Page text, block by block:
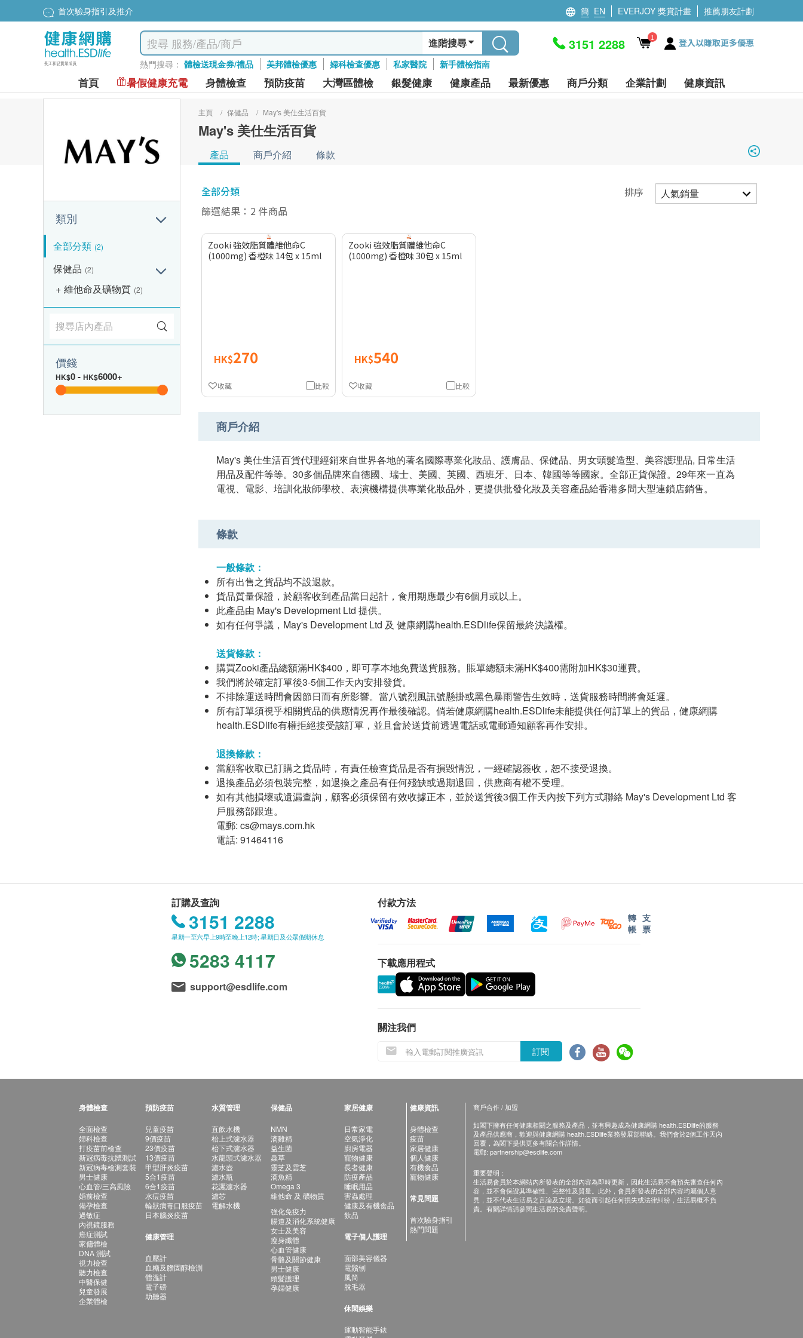
首次驗身指引及推介 簡 EN EVERJOY 獎賞計畫 推薦朋友計劃
進階搜尋
熱門搜尋： 體檢送現金券/禮品 美邦體檢優惠 婦科檢查優惠 私家醫院 新手體檢指南
3151 2288 1 登入以賺取更多優惠
首頁 暑假健康充電 身體檢查 預防疫苗 大灣區體檢 銀髮健康 健康產品 最新優惠 商戶分類 企業計劃 健康資訊
類別
全部分類 (2)
保健品 (2)
維他命及礦物質 (2)
價錢
HK$0- HK$6000+
主頁 / 保健品 / May's 美仕生活百貨
May's 美仕生活百貨
產品 商戶介紹 條款
全部分類
排序
篩選結果：2 件商品
Zooki 強效脂質體維他命C
(1000mg) 香橙味 14包 x 15ml
HK$270
比較
收藏
Zooki 強效脂質體維他命C
(1000mg) 香橙味 30包 x 15ml
HK$540
比較
收藏
商戶介紹
May's 美仕生活百貨代理經銷來自世界各地的著名國際專業化妝品、護膚品、保健品、男女頭髮造型、美容護理品, 日常生活
用品及配件等等。30多個品牌來自德國、瑞士、美國、英國、西班牙、日本、韓國等等國家。全部正貨保證。29年來一直為
電視、電影、培訓化妝師學校、表演機構提供專業化妝品外，更提供批發化妝及美容產品給香港多間大型連鎖店銷售。
條款
一般條款：
所有出售之貨品均不設退款。
貨品質量保證，於顧客收到產品當日起計，食用期應最少有6個月或以上。
此產品由 May's Development Ltd 提供。
如有任何爭議，May's Development Ltd 及 健康網購health.ESDlife保留最終決議權。
送貨條款：
購買Zooki產品總額滿HK$400，即可享本地免費送貨服務。賬單總額未滿HK$400需附加HK$30運費。
我們將於確定訂單後3-5個工作天內安排發貨。
不排除運送時間會因節日而有所影響。當八號烈風訊號懸掛或黑色暴雨警告生效時，送貨服務時間將會延遲。
所有訂單須視乎相關貨品的供應情況再作最後確認。倘若健康網購health.ESDlife未能提供任何訂單上的貨品，健康網購
health.ESDlife有權拒絕接受該訂單，並且會於送貨前透過電話或電郵通知顧客再作安排。
退換條款：
當顧客收取已訂購之貨品時，有責任檢查貨品是否有損毀情況，一經確認簽收，恕不接受退換。
退換產品必須包裝完整，如退換之產品有任何殘缺或過期退回，供應商有權不受理。
如有其他損壞或遺漏查詢，顧客必須保留有效收據正本，並於送貨後3個工作天內按下列方式聯絡 May's Development Ltd 客
戶服務部跟進。
電郵: cs@mays.com.hk
電話: 91464116
訂購及查詢
3151 2288
星期一至六早上9時至晚上12時; 星期日及公眾假期休息
5283 4117
support@esdlife.com
付款方法
轉
帳
支
票
下載應用程式
關注我們
訂閱
身體檢查
全面檢查
婦科檢查
打疫苗前檢查
新冠病毒抗體測試
新冠病毒檢測套裝
男士健康
心血管/三高風險
婚前檢查
備孕檢查
過敏症
內視鏡服務
癌症測試
家傭體檢
DNA 測試
視力檢查
聽力檢查
中醫保健
兒童發展
企業體檢
預防疫苗
兒童疫苗
9價疫苗
23價疫苗
13價疫苗
甲型肝炎疫苗
5合1疫苗
6合1疫苗
水痘疫苗
輪狀病毒口服疫苗
日本腦炎疫苗
健康管理
血壓計
血糖及膽固醇檢測
體溫計
電子磅
助聽器
水質管理
直飲水機
枱上式濾水器
枱下式濾水器
水龍頭式濾水器
濾水壺
濾水瓶
花灑濾水器
濾芯
電解水機
保健品
NMN
滴雞精
益生菌
蟲草
靈芝及雲芝
滴魚精
Omega 3
維他命 及 礦物質
強化免疫力
腸道及消化系統健康
女士及美容
瘦身纖體
心血管健康
骨骼及關節健康
男士健康
頭髮護理
孕婦健康
家居健康
日常家電
空氣淨化
廚房電器
寵物健康
長者健康
防疫產品
睡眠用品
害蟲處理
健康及有機食品
飲品
電子個人護理
面部美容儀器
電鬚刨
風筒
脫毛器
休閑娛樂
運動智能手錶
健康資訊
身體檢查
疫苗
家居健康
個人健康
有機食品
寵物健康
常見問題
首次驗身指引
熱門問題
商戶合作 / 加盟
如閣下擁有任何健康相關之服務及產品，並有興趣成為健康網購 health.ESDlife的服務
及產品供應商，歡迎與健康網購 health.ESDlife業務發展部聯絡。我們會於2個工作天內
回覆，為閣下提供更多有關合作詳情。
電郵: partnership@esdlife.com
重要聲明：
生活易會員於本網站內所發表的全部內容為即時更新，因此生活易不會預先審查任何內
容，並不會保證其準確性、完整性及質量。此外，會員所發表的全部內容均屬個人意
見，並不代表生活易之言論及立場。如從而引起任何損失或法律糾紛，生活易概不負
責。有關詳情請參閱生活易的免責聲明。